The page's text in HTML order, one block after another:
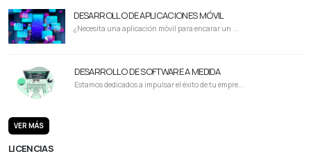
DESARROLLO DE APLICACIONES MÓVIL
¿Necesita una aplicación móvil para encarar un ...
DESARROLLO DE SOFTWARE A MEDIDA
Estamos dedicados a impulsar el éxito de tu empre...
VER MÁS
LICENCIAS